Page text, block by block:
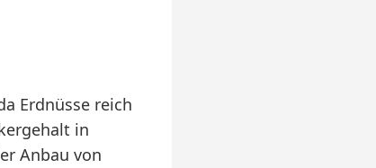
Erdnüsse reich
in
Anbau von